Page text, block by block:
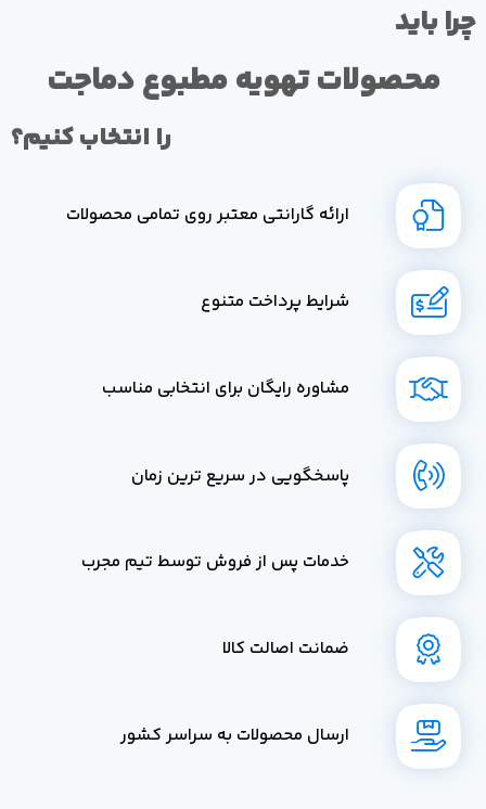
چرا باید
محصولات تهویه مطبوع دماجت
را انتخاب کنیم؟
ارائه گارانتی معتبر روی تمامی محصولات
شرایط پرداخت متنوع
مشاوره رایگان برای انتخابی مناسب
پاسخگویی در سریع ترین زمان
خدمات پس از فروش توسط تیم مجرب
ضمانت اصالت کالا
ارسال محصولات به سراسر کشور